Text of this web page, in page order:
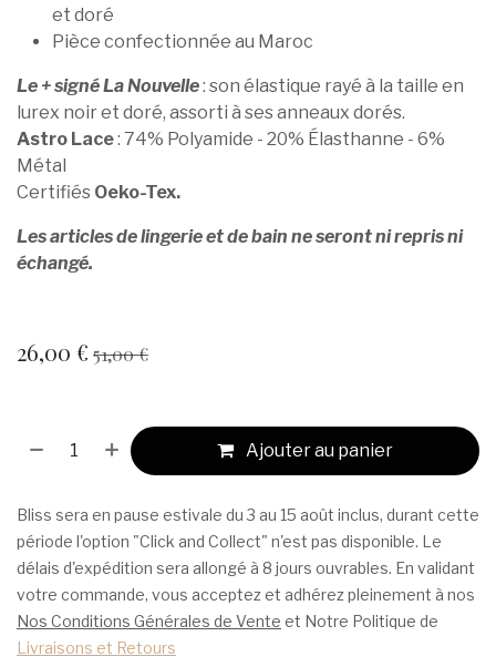
et doré
Pièce confectionnée au Maroc
Le + signé La Nouvelle: son élastique rayé à la taille en
lurex noir et doré, assorti à ses anneaux dorés.
Astro Lace: 74% Polyamide - 20% Élasthanne - 6%
Métal
Certifiés Oeko-Tex.
Les articles de lingerie et de bain ne seront ni repris ni
échangé.
26,00 € 51,00€
Ajouter au panier
Bliss sera en pause estivale du 3 au 15 août inclus, durant cette
période l'option "Click and Collect" n'est pas disponible. Le
délais d'expédition sera allongé à 8 jours ouvrables. En validant
votre commande, vous acceptez et adhérez pleinement à nos
Nos Conditions Générales de Vente et Notre Politique de
Livraisons et Retours